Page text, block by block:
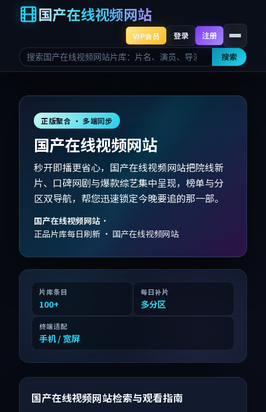
国产在线视频网站
搜索
VIP会员 登录 注册
正版聚合 · 多端同步
国产在线视频网站
秒开即播更省心，国产在线视频网站把院线新
片、口碑网剧与爆款综艺集中呈现，榜单与分
区双导航，帮您迅速锁定今晚要追的那一部。
国产在线视频网站 ·
正品片库每日刷新 · 国产在线视频网站
片库条目
100+
每日补片
多分区
终端适配
手机 / 宽屏
国产在线视频网站检索与观看指南